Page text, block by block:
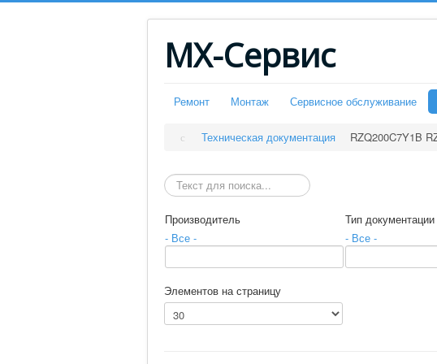
МХ-Сервис
Ремонт Монтаж Сервисное обслуживание
Техническая документация
RZQ200C7Y1B
Производитель
- Все -
Тип документации
- Все -
Элементов на страницу